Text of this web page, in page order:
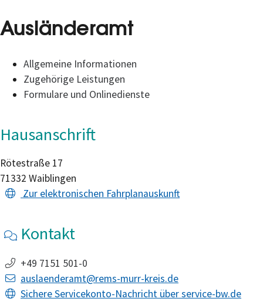
Ausländeramt
Allgemeine Informationen
Zugehörige Leistungen
Formulare und Onlinedienste
Hausanschrift
Rötestraße 17
71332 Waiblingen
Zur elektronischen Fahrplanauskunft
Kontakt
+49 7151 501-0
auslaenderamt@rems-murr-kreis.de
Sichere Servicekonto-Nachricht über service-bw.de